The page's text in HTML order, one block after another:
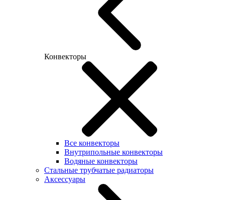
Конвекторы
Все конвекторы
Внутрипольные конвекторы
Водяные конвекторы
Стальные трубчатые радиаторы
Аксессуары